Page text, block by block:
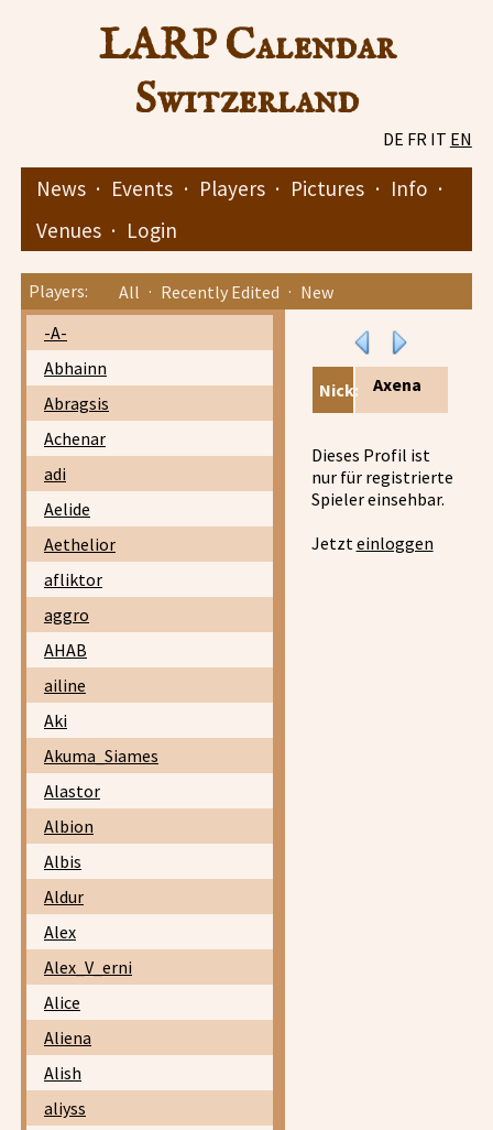
LARP Calendar
Switzerland
DE FR IT EN
News · Events · Players · Pictures · Info ·
Venues · Login
Players: All · Recently Edited · New
-A-
Abhainn
Abragsis
Achenar
adi
Aelide
Aethelior
afliktor
aggro
AHAB
ailine
Aki
Akuma_Siames
Alastor
Albion
Albis
Aldur
Alex
Alex_V_erni
Alice
Aliena
Alish
aliyss
Nick: Axena
Dieses Profil ist
nur für registrierte
Spieler einsehbar.
Jetzt einloggen